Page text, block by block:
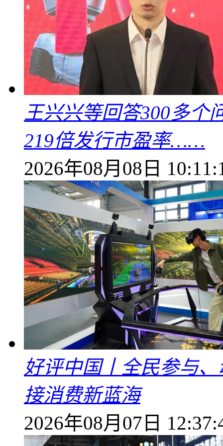
王兴兴等回答300多个
219倍发行市盈率……
2026年08月08日
好评中国丨全民参与
接消费新蓝海
2026年08月07日